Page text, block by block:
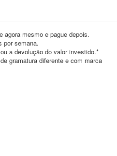
agora mesmo e pague depois.
por semana.
a devolução do valor investido.*
gramatura diferente e com marca